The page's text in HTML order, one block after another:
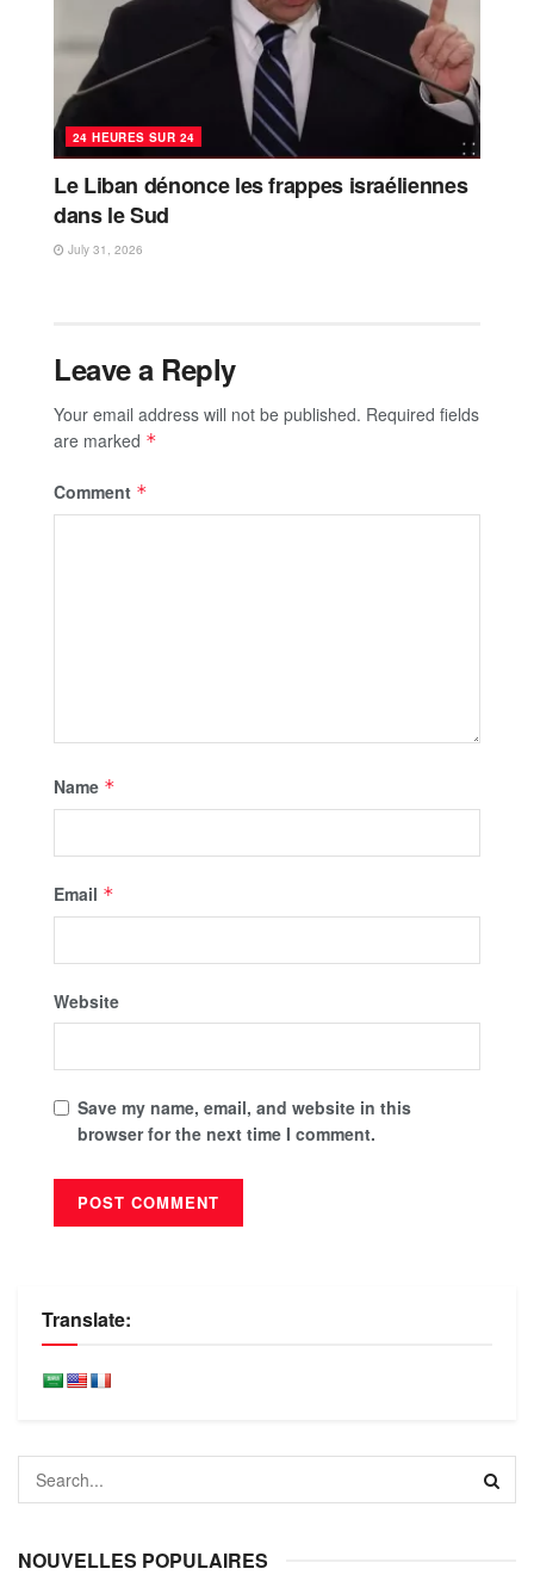
24 HEURES SUR 24
Le Liban dénonce les frappes israéliennes
dans le Sud
July 31, 2026
Leave a Reply
Your email address will not be published. Required fields
are marked *
Comment *
Name *
Email *
Website
Save my name, email, and website in this
browser for the next time I comment.
Translate:
NOUVELLES POPULAIRES